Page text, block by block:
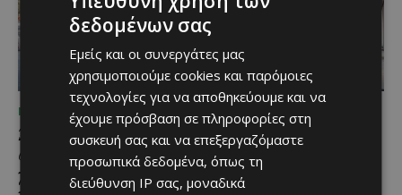
ΜΈΝΟΥΜΕ ΕΝΗΜΕΡΩΜΈΝΟΙ
Ξεκίνησε η
αντικατάσταση 100
χιλιομέτρων δικτύου
ΜΈΝΟΥΜΕ ΕΝΗΜΕΡΩΜΈΝΟΙ
Η Mercedes-Benz
γιορτάζει έναν αιώνα
ιστορίας και κοιτάζει
δεδομένων σας
Εμείς και οι συνεργάτες μας
χρησιμοποιούμε cookies και παρόμοιες
τεχνολογίες για να αποθηκεύουμε και να
έχουμε πρόσβαση σε πληροφορίες στη
συσκευή σας και να επεξεργαζόμαστε
προσωπικά δεδομένα, όπως τη
διεύθυνση IP σας, μοναδικά